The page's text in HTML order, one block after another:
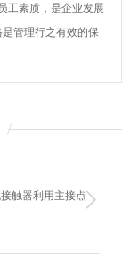
工素质，是企业发展
管理行之有效的保
触器利用主接点